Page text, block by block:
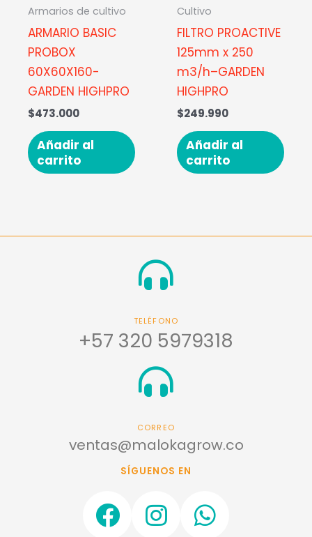
Armarios de cultivo
ARMARIO BASIC
PROBOX
60X60X160-
GARDEN HIGHPRO
$473.000
Añadir al
carrito
Cultivo
FILTRO PROACTIVE
125mm x 250
m3/h–GARDEN
HIGHPRO
$249.990
Añadir al
carrito
TELÉFONO
+57 320 5979318
CORREO
ventas@malokagrow.co
SÍGUENOS EN
F
a
I
n
W
h